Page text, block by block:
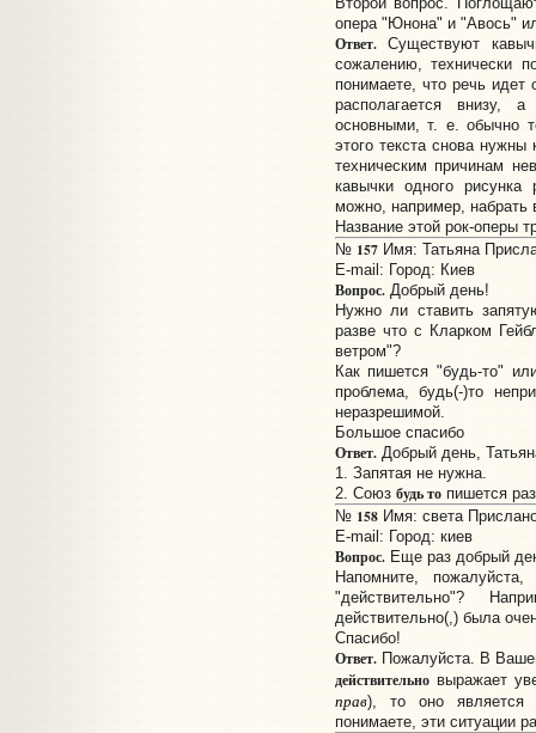
опера "Юнона" и "Авось"
Ответ.Существуют
сожалению, технически
понимаете, что речь идет
располагается внизу,
основными, т. е. обычно
этого текста снова
техническим причинам
кавычки одного
можно, например,
Название этой рок-оперы
№ 157Имя: Татьяна
E-mail: Город: Киев
Вопрос.Добрый день!
Нужно ли ставить
разве что с Кларком
ветром"?
Как пишется "будь-то"
проблема, будь(-)то
неразрешимой.
Большое спасибо
Ответ.Добрый день,
1. Запятая не нужна.
2. Союз будь топишется
№ 158Имя: света
E-mail: Город: киев
Вопрос.Еще раз добрый
Напомните,
"действительно"?
действительно(,) была
Спасибо!
Ответ.Пожалуйста. В
действительновыражает
прав), то оно является
понимаете, эти cитуации